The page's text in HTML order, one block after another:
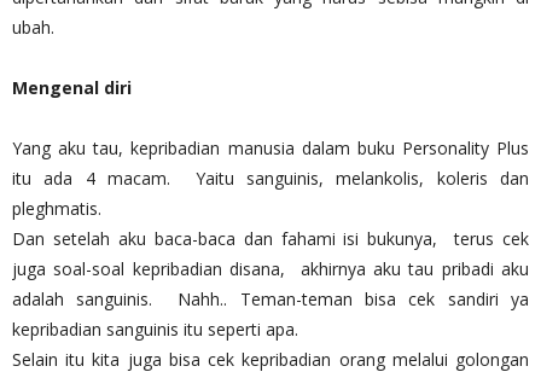
ubah.
Mengenal diri
Yang aku tau, kepribadian manusia dalam buku Personality Plus
itu ada 4 macam. Yaitu sanguinis, melankolis, koleris dan
pleghmatis.
Dan setelah aku baca-baca dan fahami isi bukunya, terus cek
juga soal-soal kepribadian disana, akhirnya aku tau pribadi aku
adalah sanguinis. Nahh.. Teman-teman bisa cek sandiri ya
kepribadian sanguinis itu seperti apa.
Selain itu kita juga bisa cek kepribadian orang melalui golongan